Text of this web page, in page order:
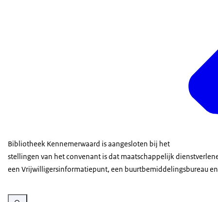
Bibliotheek Kennemerwaard is aangesloten bij het
stellingen van het convenant is dat maatschappelijk
een Vrijwilligersinformatiepunt, een buurtbemiddelingsbureau
Vergroot afbeelding Raymond Westenberg en Hilde Luken